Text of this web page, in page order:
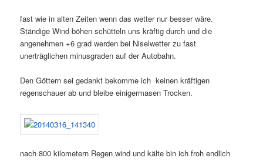
fast wie in alten Zeiten wenn das wetter nur besser wäre.
Ständige Wind böhen schütteln uns kräftig durch und die
angenehmen +6 grad werden bei Niselwetter zu fast
unerträglichen minusgraden auf der Autobahn.
Den Göttern sei gedankt bekomme ich keinen kräftigen
regenschauer ab und bleibe einigermasen Trocken.
nach 800 kilometern Regen wind und kälte bin ich froh endlich